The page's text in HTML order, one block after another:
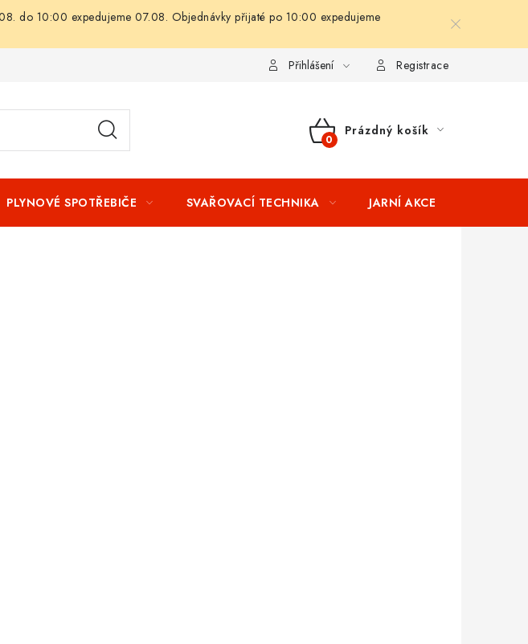
do 10:00 expedujeme 07.08. Objednávky přijaté po 10:00 expedujeme
Splátkový prodej Tabulka velikostí oblečení
Přihlášení Registrace
NÁKUPNÍ
Prázdný košík
PLYNOVÉ SPOTŘEBIČE SVAŘOVACÍ TECHNIKA JARNÍ AKCE